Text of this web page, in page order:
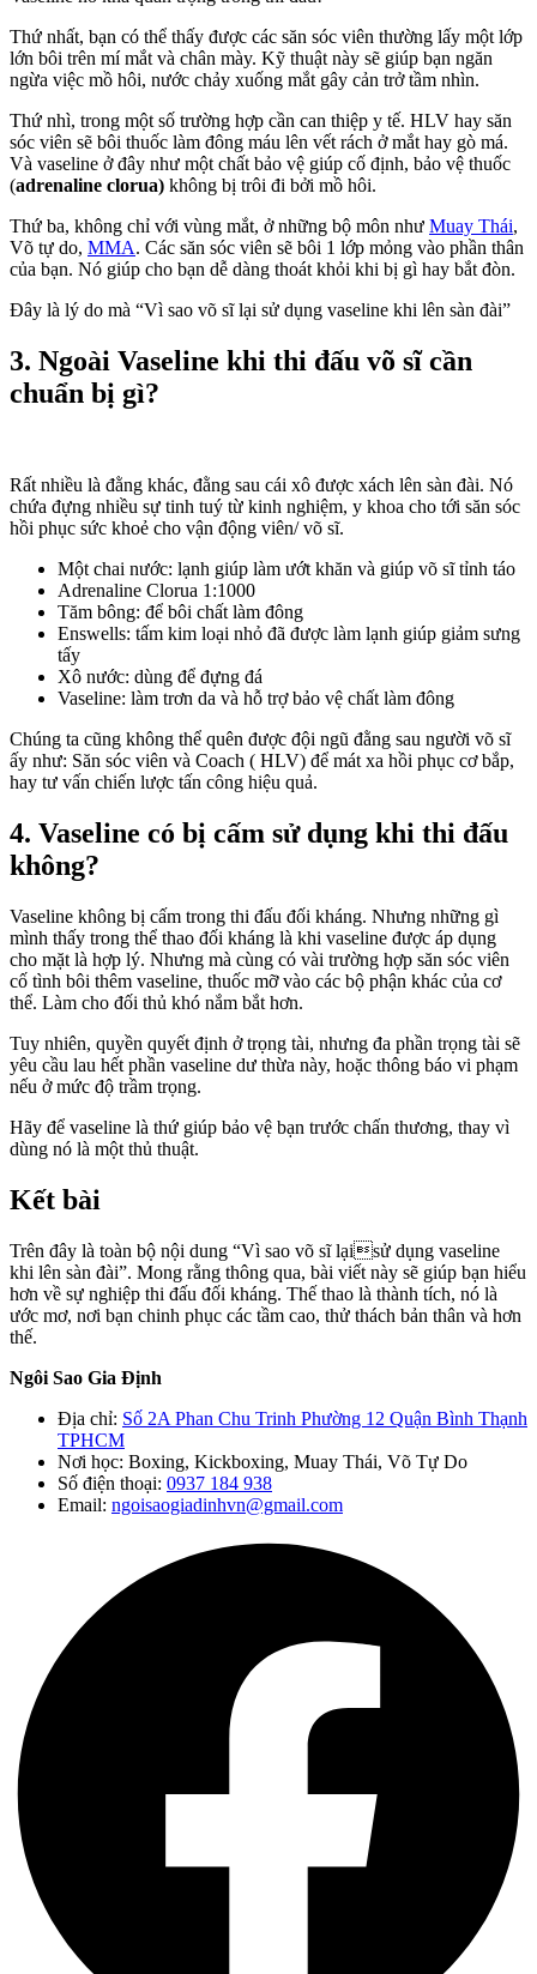
Thứ nhất, bạn có thể thấy được các săn sóc viên thường lấy một lớp
lớn bôi trên mí mắt và chân mày. Kỹ thuật này sẽ giúp bạn ngăn
ngừa việc mồ hôi, nước chảy xuống mắt gây cản trở tầm nhìn.
Thứ nhì, trong một số trường hợp cần can thiệp y tế. HLV hay săn
sóc viên sẽ bôi thuốc làm đông máu lên vết rách ở mắt hay gò má.
Và vaseline ở đây như một chất bảo vệ giúp cố định, bảo vệ thuốc
(adrenaline clorua) không bị trôi đi bởi mồ hôi.
Thứ ba, không chỉ với vùng mắt, ở những bộ môn như Muay Thái,
Võ tự do, MMA. Các săn sóc viên sẽ bôi 1 lớp mỏng vào phần thân
của bạn. Nó giúp cho bạn dễ dàng thoát khỏi khi bị gì hay bắt đòn.
Đây là lý do mà “Vì sao võ sĩ lại sử dụng vaseline khi lên sàn đài”
3. Ngoài Vaseline khi thi đấu võ sĩ cần
chuẩn bị gì?
Rất nhiều là đằng khác, đằng sau cái xô được xách lên sàn đài. Nó
chứa đựng nhiều sự tinh tuý từ kinh nghiệm, y khoa cho tới săn sóc
hồi phục sức khoẻ cho vận động viên/ võ sĩ.
Một chai nước: lạnh giúp làm ướt khăn và giúp võ sĩ tỉnh táo
Adrenaline Clorua 1:1000
Tăm bông: để bôi chất làm đông
Enswells: tấm kim loại nhỏ đã được làm lạnh giúp giảm sưng
tấy
Xô nước: dùng để đựng đá
Vaseline: làm trơn da và hỗ trợ bảo vệ chất làm đông
Chúng ta cũng không thể quên được đội ngũ đằng sau người võ sĩ
ấy như: Săn sóc viên và Coach ( HLV) để mát xa hồi phục cơ bắp,
hay tư vấn chiến lược tấn công hiệu quả.
4. Vaseline có bị cấm sử dụng khi thi đấu
không?
Vaseline không bị cấm trong thi đấu đối kháng. Nhưng những gì
mình thấy trong thể thao đối kháng là khi vaseline được áp dụng
cho mặt là hợp lý. Nhưng mà cùng có vài trường hợp săn sóc viên
cố tình bôi thêm vaseline, thuốc mỡ vào các bộ phận khác của cơ
thể. Làm cho đối thủ khó nắm bắt hơn.
Tuy nhiên, quyền quyết định ở trọng tài, nhưng đa phần trọng tài sẽ
yêu cầu lau hết phần vaseline dư thừa này, hoặc thông báo vi phạm
nếu ở mức độ trầm trọng.
Hãy để vaseline là thứ giúp bảo vệ bạn trước chấn thương, thay vì
dùng nó là một thủ thuật.
Kết bài
Trên đây là toàn bộ nội dung “Vì sao võ sĩ lạisử dụng vaseline
khi lên sàn đài”. Mong rằng thông qua, bài viết này sẽ giúp bạn hiểu
hơn về sự nghiệp thi đấu đối kháng. Thế thao là thành tích, nó là
ước mơ, nơi bạn chinh phục các tầm cao, thử thách bản thân và hơn
thế.
Ngôi Sao Gia Định
Địa chỉ: Số 2A Phan Chu Trinh Phường 12 Quận Bình Thạnh
TPHCM
Nơi học: Boxing, Kickboxing, Muay Thái, Võ Tự Do
Số điện thoại: 0937 184 938
Email: ngoisaogiadinhvn@gmail.com